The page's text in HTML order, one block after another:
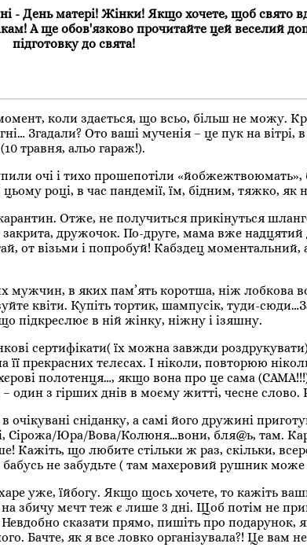
- День матері! Жінки! Якщо хочете, щоб свято
А ще обов'язково прочитайте цей веселий
підготовку до свята!
коли здається, що всьо, більш не можу.
Згадали? Ото ваші мученія – це пук на вітрі,
травня, альо гараж!).
очі і тихо прошепотіли «йобжежтвоюмать»,
році, в час пандемії, їм, бідним, тяжко, як
Отже, не получиться прикінуться
закрита, дружочок. По-друге, мама вже надцятий
от візьми і попробуй! Кабздец моментальний,
мужчин, в яких пам’ять коротша, ніж лобкова
квіти. Купіть тортик, шампусік, туди-
підкреслює в ній жінку, ніжну і ізяшну.
сертифікати( їх можна завжди
прекрасних тєлєсах. І ніколи, повторюю
полотенця…, якщо вона про це сама
один з гірших днів в моєму житті, чесне слово.
сніданку, а самі його дружині
Сірожа/Юра/Вова/Колюня…вони, бля@ь, там.
Кажіть, що любите стільки ж раз, скільки,
не забудьте ( там махєровий рушник може
уже, їйбогу. Якщо щось хочете, то кажіть
збичу мєчт теж є лише 3 дні. Щоб потім не
Невдобно сказати прямо, пишіть про подарунок,
Бачте, як я все ловко організувала?! Це вам